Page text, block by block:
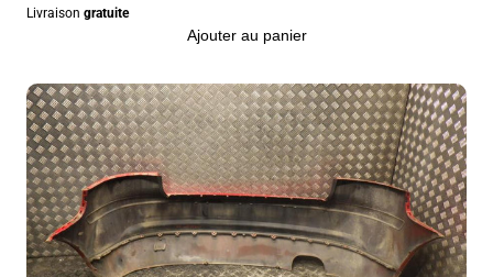
Livraison gratuite
Ajouter au panier